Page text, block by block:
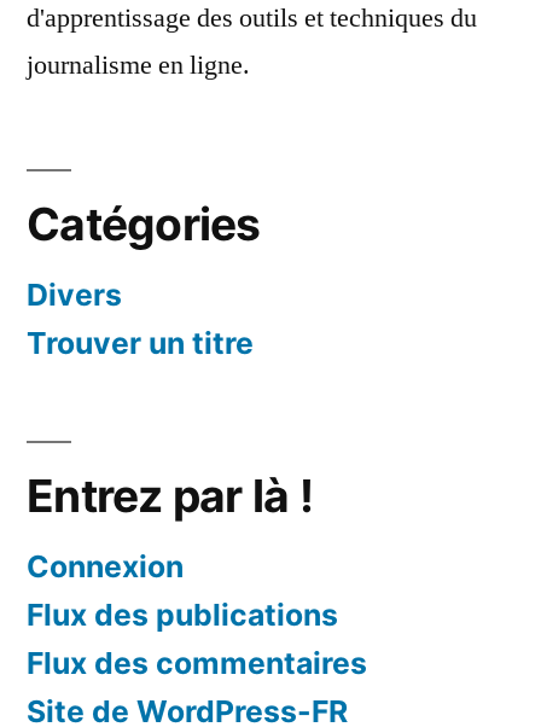
d'apprentissage des outils et techniques du
journalisme en ligne.
Catégories
Divers
Trouver un titre
Entrez par là !
Connexion
Flux des publications
Flux des commentaires
Site de WordPress-FR